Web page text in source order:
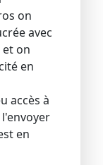
on
avec
on
en
accès à
en